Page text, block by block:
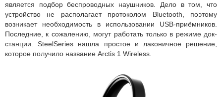
является подбор беспроводных наушников. Дело в том, что
устройство не располагает протоколом Bluetooth, поэтому
возникает необходимость в использовании USB-приёмников.
Последние, к сожалению, могут работать только в режиме док-
станции. SteelSeries нашла простое и лаконичное решение,
которое получило название Arctis 1 Wireless.